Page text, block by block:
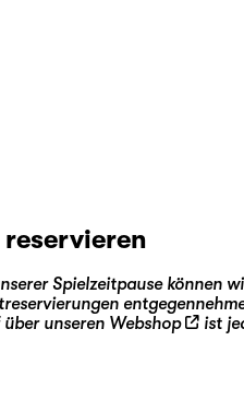
Spielzeitpause können
unseren Webshop
ist